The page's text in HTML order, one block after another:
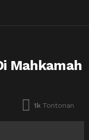
Mahkamah
1k Tontonan